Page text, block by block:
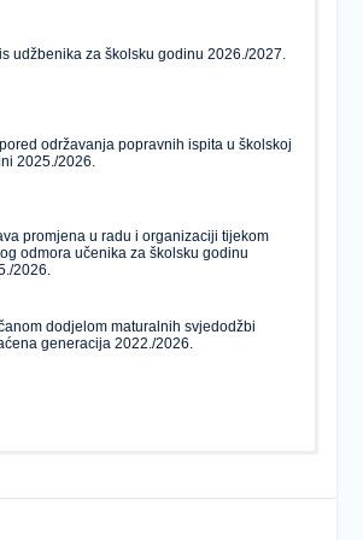
udžbenika za školsku godinu 2026./2027.
održavanja popravnih ispita u školskoj
2025./2026.
promjena u radu i organizaciji tijekom
odmora učenika za školsku godinu
2026.
dodjelom maturalnih svjedodžbi
generacija 2022./2026.